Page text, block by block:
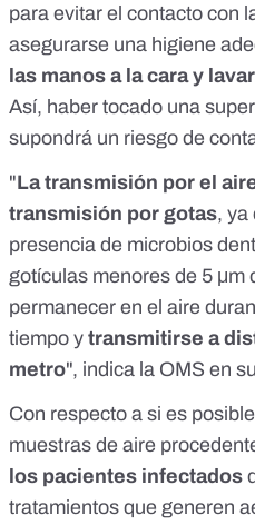
para evitar el contacto con
asegurarse una higiene
las manos a la cara y
Así, haber tocado una
supondrá un riesgo de
"La transmisión por el
transmisión por gotas, ya
presencia de microbios
gotículas menores de 5 μm
permanecer en el aire
tiempo y transmitirse a
metro", indica la OMS en
Con respecto a si es
muestras de aire
los pacientes infectados
tratamientos que generen